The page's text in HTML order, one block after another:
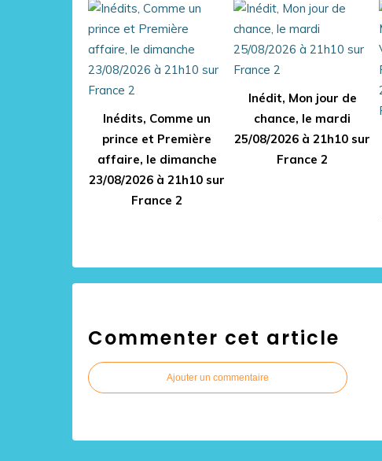
Inédits, Comme un
prince et Première
affaire, le dimanche
23/08/2026 à 21h10 sur
France 2
Inédit, Mon jour de
chance, le mardi
25/08/2026 à 21h10 sur
France 2
Commenter cet article
Ajouter un commentaire